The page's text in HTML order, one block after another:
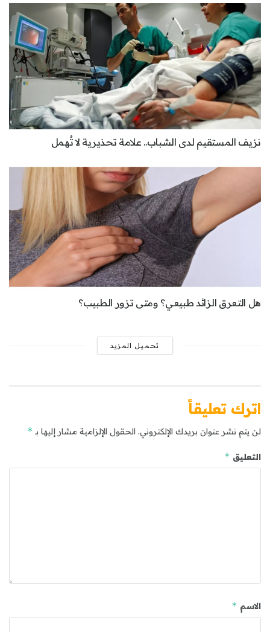
نزيف المستقيم لدى الشباب.. علامة تحذيرية لا تُهمل
هل التعرق الزائد طبيعي؟ ومتى تزور الطبيب؟
تحميل المزيد
اترك تعليقاً
لن يتم نشر عنوان بريدك الإلكتروني. الحقول الإلزامية مشار إليها بـ *
التعليق *
الاسم *